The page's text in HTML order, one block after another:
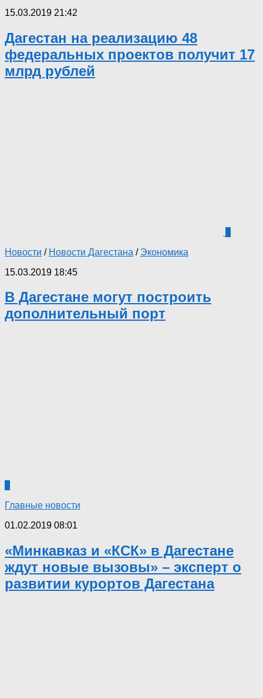
15.03.2019 21:42
Дагестан на реализацию 48
федеральных проектов получит 17
млрд рублей
Новости / Новости Дагестана / Экономика
15.03.2019 18:45
В Дагестане могут построить
дополнительный порт
Главные новости
01.02.2019 08:01
«Минкавказ и «КСК» в Дагестане
ждут новые вызовы» – эксперт о
развитии курортов Дагестана